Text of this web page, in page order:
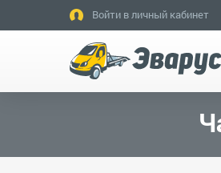
Войти в личный кабинет